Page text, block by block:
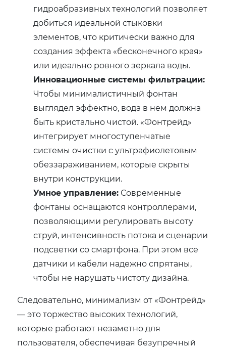
гидроабразивных технологий позволяет
добиться идеальной стыковки
элементов, что критически важно для
создания эффекта «бесконечного края»
или идеально ровного зеркала воды.
Инновационные системы фильтрации:
Чтобы минималистичный фонтан
выглядел эффектно, вода в нем должна
быть кристально чистой. «Фонтрейд»
интегрирует многоступенчатые
системы очистки с ультрафиолетовым
обеззараживанием, которые скрыты
внутри конструкции.
Умное управление: Современные
фонтаны оснащаются контроллерами,
позволяющими регулировать высоту
струй, интенсивность потока и сценарии
подсветки со смартфона. При этом все
датчики и кабели надежно спрятаны,
чтобы не нарушать чистоту дизайна.
Следовательно, минимализм от «Фонтрейд»
— это торжество высоких технологий,
которые работают незаметно для
пользователя, обеспечивая безупречный